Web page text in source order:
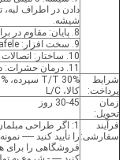
دادن در اطراف
شیشه.
8. پایان: مقاوم در برابر خراش بالا و تکمیل سازگار با محیط زیست.
9. سخت افزار: DTC، Blum، Hafele به عنوان تایید مشتری.
10. ساختار: اتصالات دولایه محکم و یکنواخت تضمین شده است.
11. درمان حشرات: درمان ویژه مقاومت اسید و آلیکل.
شرایط
پرداخت:
کالا، L/C
زمان
تحویل:
30-45 روز
فرآیند
سفارشی:
1: اگر طراحی
را تأیید کنید -----
فروشگاهی را برای